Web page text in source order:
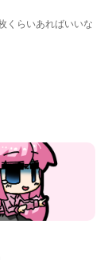
くらいあればいいな